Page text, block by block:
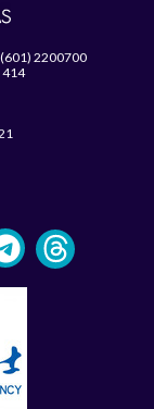
2200700
414